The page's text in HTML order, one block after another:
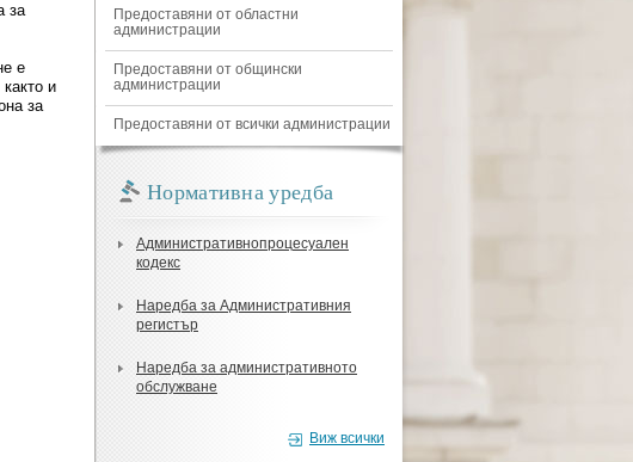
за
е
и
за
Предоставяни от областни
администрации
Предоставяни от общински
администрации
Предоставяни от всички администрации
Нормативна уредба
Административнопроцесуален
кодекс
Наредба за Административния
регистър
Наредба за административното
обслужване
Виж всички